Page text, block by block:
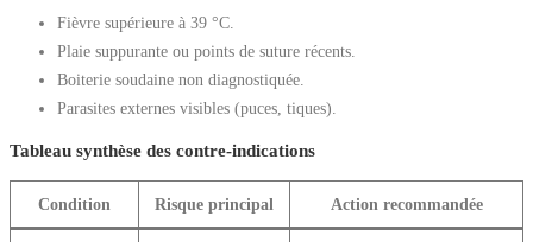
Fièvre supérieure à 39 °C.
Plaie suppurante ou points de suture récents.
Boiterie soudaine non diagnostiquée.
Parasites externes visibles (puces, tiques).
Tableau synthèse des contre-indications
Condition Risque principal Action recommandée